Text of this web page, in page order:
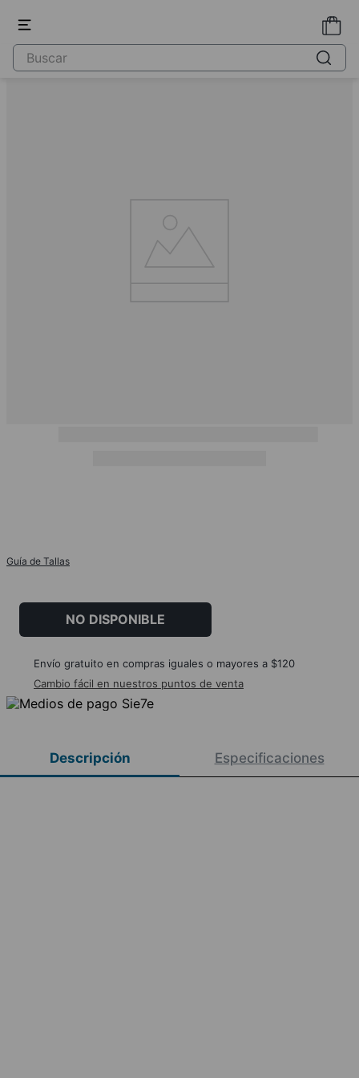
Guía de Tallas
NO DISPONIBLE
Envío gratuito en compras iguales o mayores a $120
Cambio fácil en nuestros puntos de venta
Descripción Especificaciones